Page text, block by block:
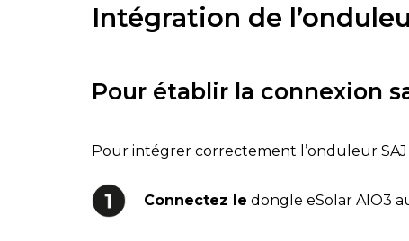
Intégration de
Pour établir la connexion
Pour intégrer correctement l’onduleur SAJ
Connectez le dongle eSolar AIO3